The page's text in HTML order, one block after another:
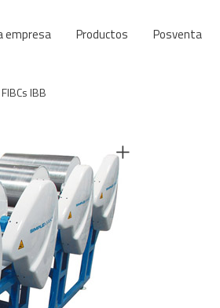
empresa Productos Posventa
IBB